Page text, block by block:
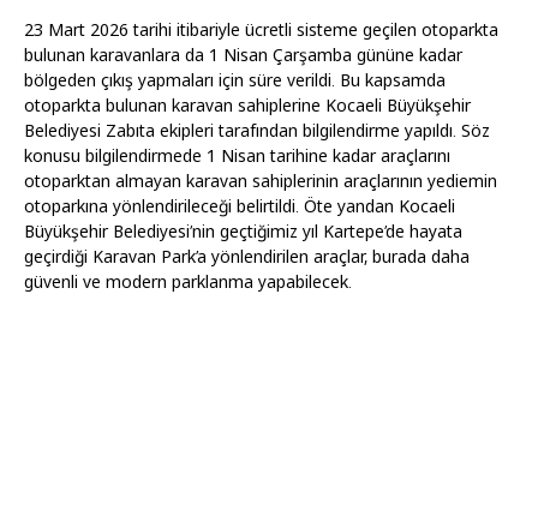
23 Mart 2026 tarihi itibariyle ücretli sisteme geçilen otoparkta
bulunan karavanlara da 1 Nisan Çarşamba gününe kadar
bölgeden çıkış yapmaları için süre verildi. Bu kapsamda
otoparkta bulunan karavan sahiplerine Kocaeli Büyükşehir
Belediyesi Zabıta ekipleri tarafından bilgilendirme yapıldı. Söz
konusu bilgilendirmede 1 Nisan tarihine kadar araçlarını
otoparktan almayan karavan sahiplerinin araçlarının yediemin
otoparkına yönlendirileceği belirtildi. Öte yandan Kocaeli
Büyükşehir Belediyesi’nin geçtiğimiz yıl Kartepe’de hayata
geçirdiği Karavan Park’a yönlendirilen araçlar, burada daha
güvenli ve modern parklanma yapabilecek.